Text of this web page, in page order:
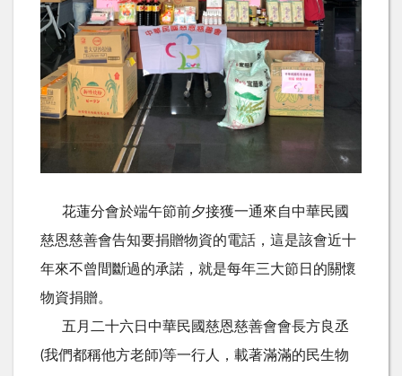
花蓮分會於端午節前夕接獲一通來自中華民國
慈恩慈善會告知要捐贈物資的電話，這是該會近十
年來不曾間斷過的承諾，就是每年三大節日的關懷
物資捐贈。
五月二十六日中華民國慈恩慈善會會長方良丞
(我們都稱他方老師)等一行人，載著滿滿的民生物